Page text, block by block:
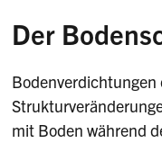
Der
Bodenverdichtungen
mit Boden während